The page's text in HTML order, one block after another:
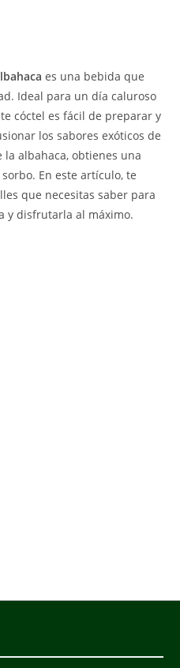
es una bebida que
Ideal para un día caluroso
cóctel es fácil de preparar y
los sabores exóticos de
albahaca, obtienes una
En este artículo, te
que necesitas saber para
y disfrutarla al máximo.